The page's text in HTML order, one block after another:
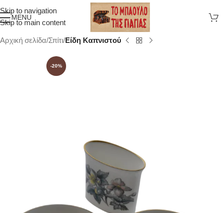
Skip to navigation
Skip to main content
MENU
Αρχική σελίδα Σπίτι Είδη Καπνιστού
-20%